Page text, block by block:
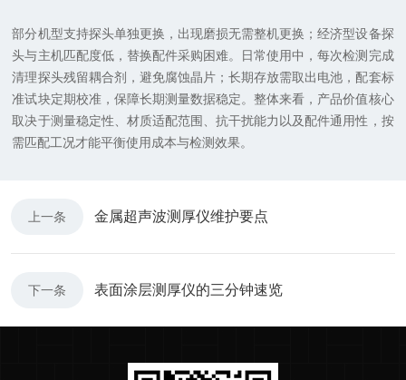
部分机型支持探头单独更换，出现磨损无需整机更换；经济型设备探
头与主机匹配度低，替换配件采购困难。日常使用中，每次检测完成
清理探头残留耦合剂，避免腐蚀晶片；长期存放需取出电池，配套标
准试块定期校准，保障长期测量数据稳定。整体来看，产品价值核心
取决于测量稳定性、材质适配范围、抗干扰能力以及配件通用性，按
需匹配工况才能平衡使用成本与检测效果。
上一条 金属超声波测厚仪维护要点
下一条 表面涂层测厚仪的三分钟速览